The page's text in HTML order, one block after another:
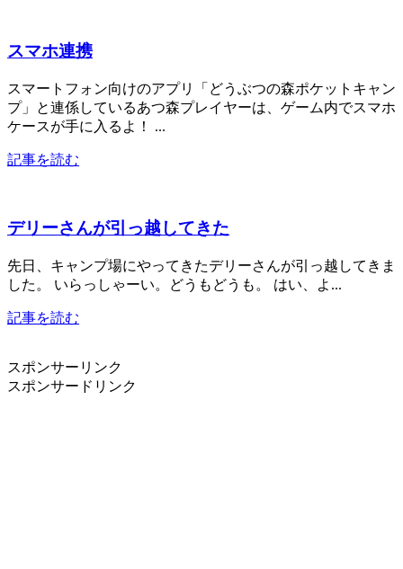
スマホ連携
スマートフォン向けのアプリ「どうぶつの森ポケットキャン
プ」と連係しているあつ森プレイヤーは、ゲーム内でスマホ
ケースが手に入るよ！ ...
記事を読む
デリーさんが引っ越してきた
先日、キャンプ場にやってきたデリーさんが引っ越してきま
した。 いらっしゃーい。どうもどうも。 はい、よ...
記事を読む
スポンサーリンク
スポンサードリンク